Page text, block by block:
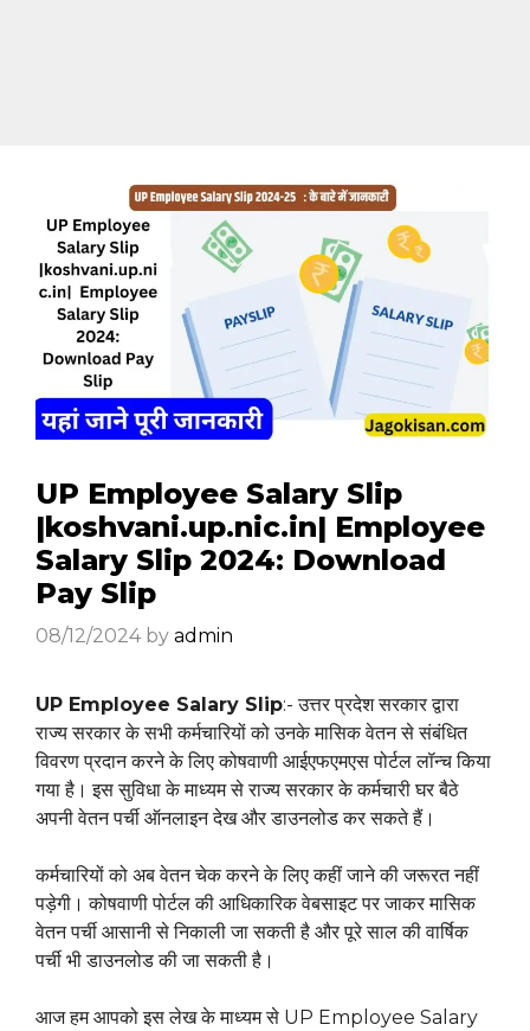
UP Employee Salary Slip
|koshvani.up.nic.in| Employee
Salary Slip 2024: Download
Pay Slip
08/12/2024 by admin
UP Employee Salary Slip:- उत्तर प्रदेश सरकार द्वारा
राज्य सरकार के सभी कर्मचारियों को उनके मासिक वेतन से संबंधित
विवरण प्रदान करने के लिए कोषवाणी आईएफएमएस पोर्टल लॉन्च किया
गया है। इस सुविधा के माध्यम से राज्य सरकार के कर्मचारी घर बैठे
अपनी वेतन पर्ची ऑनलाइन देख और डाउनलोड कर सकते हैं।
कर्मचारियों को अब वेतन चेक करने के लिए कहीं जाने की जरूरत नहीं
पड़ेगी। कोषवाणी पोर्टल की आधिकारिक वेबसाइट पर जाकर मासिक
वेतन पर्ची आसानी से निकाली जा सकती है और पूरे साल की वार्षिक
पर्ची भी डाउनलोड की जा सकती है।
आज हम आपको इस लेख के माध्यम से UP Employee Salary